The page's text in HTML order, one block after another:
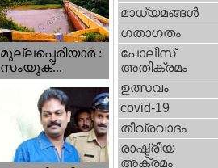
മുല്ലപ്പെരിയാര്‍ :
സംയുക്...
മാധ്യമങ്ങള്‍
ഗതാഗതം
പോലീസ്‌
അതിക്രമം
ഉത്സവം
covid-19
തീവ്രവാദം
രാഷ്ട്രീയ
അക്രമം